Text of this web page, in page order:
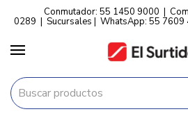
Conmutador: 55 1450 9000 |
0289 | Sucursales | WhatsApp: 55 7609